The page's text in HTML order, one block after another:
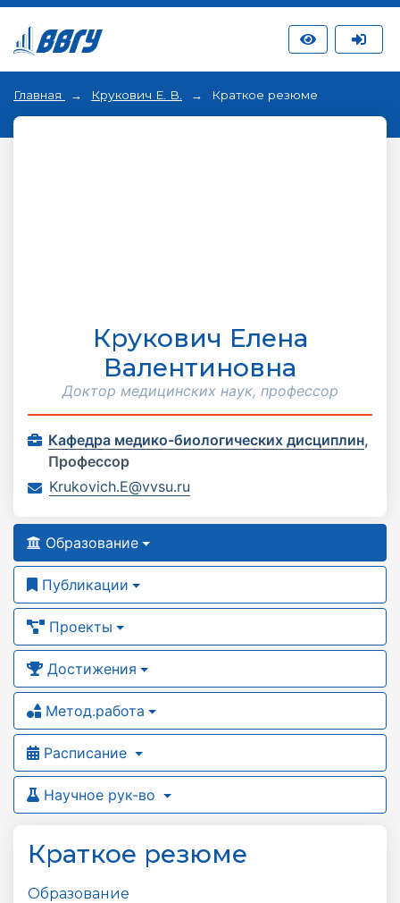
Главная Крукович Е. В. Краткое резюме
Крукович Елена
Валентиновна
Доктор медицинских наук, профессор
Кафедра медико-биологических дисциплин,
Профессор
Krukovich.E@vvsu.ru
Образование
Публикации
Проекты
Достижения
Метод.работа
Расписание
Научное рук-во
Краткое резюме
Образование